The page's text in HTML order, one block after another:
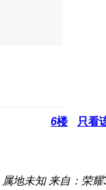
6楼 只看
属地未知 来自：荣